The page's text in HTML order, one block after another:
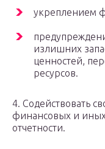
укреплением
излишних
ценностей,
ресурсов.
4. Содействовать
финансовых и иных
отчетности.